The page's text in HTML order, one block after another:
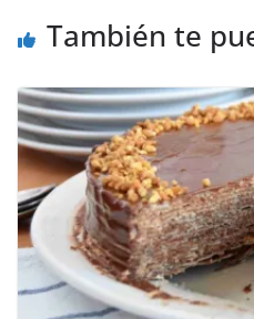
También te